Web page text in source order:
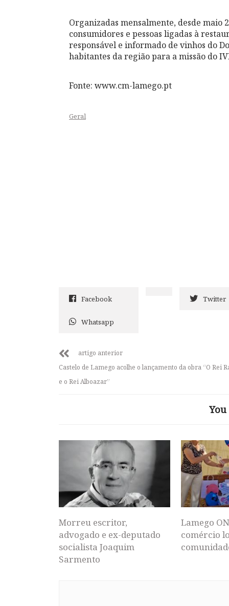
Organizadas mensalmente, desde maio
consumidores e pessoas ligadas à
responsável e informado de vinhos do
habitantes da região para a missão do
Fonte: www.cm-lamego.pt
Geral
Facebook Twitter
Whatsapp
artigo anterior
Castelo de Lamego acolhe o lançamento da obra “O Rei
e o Rei Alboazar”
Morreu escritor,
advogado e ex-deputado
socialista Joaquim
Sarmento
Lamego
comércio